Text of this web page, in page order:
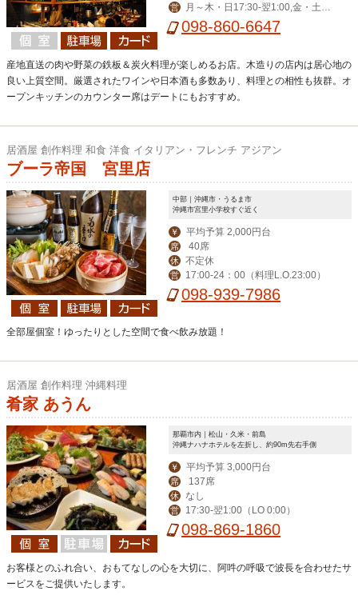
営
月～木・日17:30-翌1:00,金・土・
祝前17:30-翌2:00
098-860-6647
産地直送の肉や野菜の鉄板＆炭火料理が楽しめるお店。木造りの店内は居心地の
良い上質空間。厳選されたワインや日本酒も多数あり、料理との相性も抜群。オ
ープンキッチンのカウンター席はデートにもおすすめ。
居酒屋 創作料理 和食 洋食 イタリアン・フレンチ アジアン
ブーラ帝国 宮里店
中部｜沖縄市・うるま市
沖縄市宮里小学校すぐ近く
￥ 平均予算 2,000円台
席 40席
休 不定休
営 17:00-24：00（料理L.O.23:00）
098-939-7986
全部屋個室！ゆったりとした空間で食べ飲み放題！
居酒屋 創作料理 沖縄料理
肴家 あうん
那覇市内｜松山・久米・前島
沖縄ナハナホテルを左折し、約90m先右手側
￥ 平均予算 3,000円台
席 137席
休 なし
営 17:30-翌1:00（LO 0:00）
098-869-1860
お客様とのふれ合い、おもてなしの心を大切に、阿吽の呼吸で波長を合わせたサ
ービスをご提供いたします。